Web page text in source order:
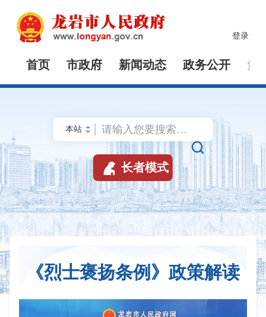
登录
首页 市政府 新闻动态 政务公开 解

 长者模式
《烈士褒扬条例》政策解读